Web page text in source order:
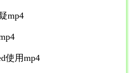
mp4
使用mp4